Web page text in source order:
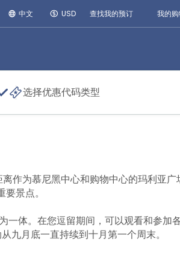
中文 USD 查找我的预订 我的
选择优惠代码类型
作为慕尼黑中心和购物中心的玛利亚广
景点。
体。在您逗留期间，可以观看和参加
月底一直持续到十月第一个周末。